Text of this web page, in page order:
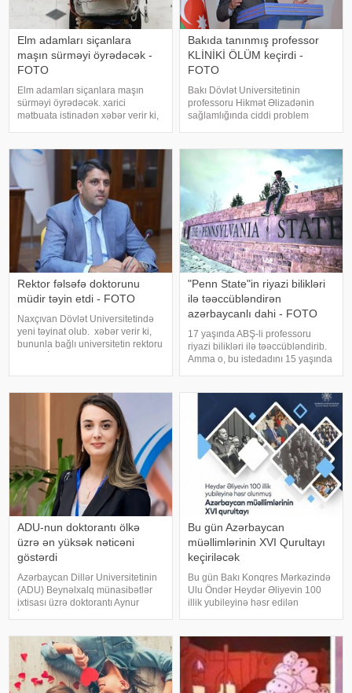
Elm adamları siçanlara
maşın sürməyi öyrədəcək -
FOTO
Elm adamları siçanlara maşın
sürməyi öyrədəcək. xarici
mətbuata istinadən xəbər verir ki,
Conversation" jurnalına yazdığı
essedə siçovullara maşın sürməyi
Bakıda tanınmış professor
KLİNİKİ ÖLÜM keçirdi -
FOTO
Bakı Dövlət Universitetinin
professoru Hikmət Əlizadənin
sağlamlığında ciddi problem
yerində ürəyində narahatlıq hiss
etdikdən sonra təcili tibbi yardıma
Rektor fəlsəfə doktorunu
müdir təyin etdi - FOTO
Naxçıvan Dövlət Universitetində
yeni təyinat olub. xəbər verir ki,
bununla bağlı universitetin rektoru
fəlsəfə doktoru Zamin Əliye
"Penn State"in riyazi bilikləri
ilə təəccübləndirən
azərbaycanlı dahi - FOTO
17 yaşında ABŞ-li professoru
riyazi bilikləri ilə təəccübləndirib.
Amma o, bu istedadını 15 yaşında
müddət bunun fərqində olmayıb.
Ta ki, onu müəllimi kəşf edi
ADU-nun doktorantı ölkə
üzrə ən yüksək nəticəni
göstərdi
Azərbaycan Dillər Universitetinin
(ADU) Beynəlxalq münasibətlər
ixtisası üzrə doktorantı Aynur
yüksək nəticəni göstərib. xəbər
verir ki, bu barədə universitet
məluma
Bu gün Azərbaycan
müəllimlərinin XVI Qurultayı
keçiriləcək
Bu gün Bakı Konqres Mərkəzində
Ulu Öndər Heydər Əliyevin 100
illik yubileyinə həsr edilən
istinadən xəbər verir ki, tədbirdə
elm və təhsil naziri Emin
Əmrullayev